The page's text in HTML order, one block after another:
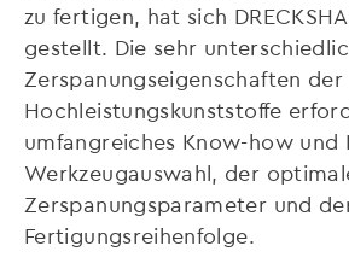
zu fertigen, hat sich
gestellt. Die sehr
Zerspanungseigenschaften der
Hochleistungskunststoffe
umfangreiches Know-how und
Werkzeugauswahl, der
Zerspanungsparameter und
Fertigungsreihenfolge.